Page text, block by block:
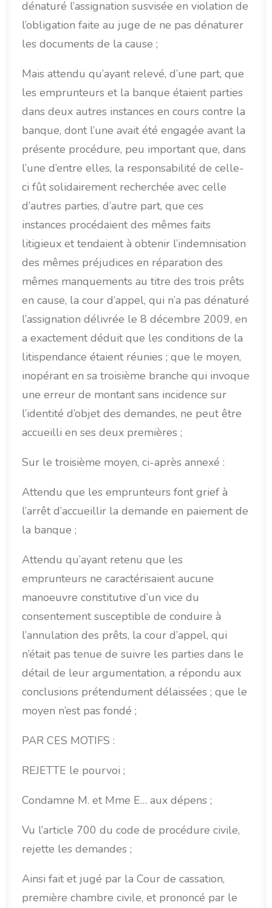
dénaturé l’assignation susvisée en violation de
l’obligation faite au juge de ne pas dénaturer
les documents de la cause ;
Mais attendu qu’ayant relevé, d’une part, que
les emprunteurs et la banque étaient parties
dans deux autres instances en cours contre la
banque, dont l’une avait été engagée avant la
présente procédure, peu important que, dans
l’une d’entre elles, la responsabilité de celle-
ci fût solidairement recherchée avec celle
d’autres parties, d’autre part, que ces
instances procédaient des mêmes faits
litigieux et tendaient à obtenir l’indemnisation
des mêmes préjudices en réparation des
mêmes manquements au titre des trois prêts
en cause, la cour d’appel, qui n’a pas dénaturé
l’assignation délivrée le 8 décembre 2009, en
a exactement déduit que les conditions de la
litispendance étaient réunies ; que le moyen,
inopérant en sa troisième branche qui invoque
une erreur de montant sans incidence sur
l’identité d’objet des demandes, ne peut être
accueilli en ses deux premières ;
Sur le troisième moyen, ci-après annexé :
Attendu que les emprunteurs font grief à
l’arrêt d’accueillir la demande en paiement de
la banque ;
Attendu qu’ayant retenu que les
emprunteurs ne caractérisaient aucune
manoeuvre constitutive d’un vice du
consentement susceptible de conduire à
l’annulation des prêts, la cour d’appel, qui
n’était pas tenue de suivre les parties dans le
détail de leur argumentation, a répondu aux
conclusions prétendument délaissées ; que le
moyen n’est pas fondé ;
PAR CES MOTIFS :
REJETTE le pourvoi ;
Condamne M. et Mme E… aux dépens ;
Vu l’article 700 du code de procédure civile,
rejette les demandes ;
Ainsi fait et jugé par la Cour de cassation,
première chambre civile, et prononcé par le